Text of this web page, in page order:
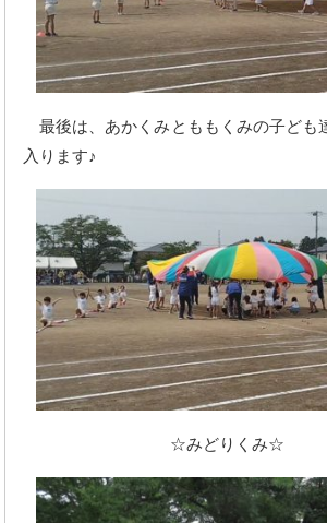
最後は、あかくみとももくみの子ども
入ります♪
☆みどりくみ☆